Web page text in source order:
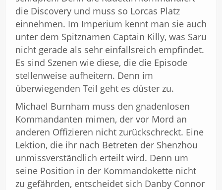
die Discovery und muss so Lorcas Platz
einnehmen. Im Imperium kennt man sie auch
unter dem Spitznamen Captain Killy, was Saru
nicht gerade als sehr einfallsreich empfindet.
Es sind Szenen wie diese, die die Episode
stellenweise aufheitern. Denn im
überwiegenden Teil geht es düster zu.
Michael Burnham muss den gnadenlosen
Kommandanten mimen, der vor Mord an
anderen Offizieren nicht zurückschreckt. Eine
Lektion, die ihr nach Betreten der Shenzhou
unmissverständlich erteilt wird. Denn um
seine Position in der Kommandokette nicht
zu gefährden, entscheidet sich Danby Connor